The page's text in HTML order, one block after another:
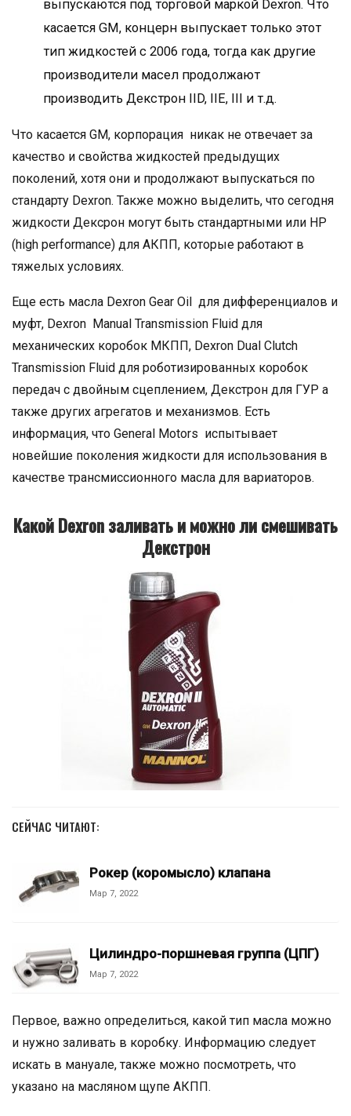
выпускаются под торговой маркой Dexron. Что
касается GM, концерн выпускает только этот
тип жидкостей с 2006 года, тогда как другие
производители масел продолжают
производить Декстрон IID, IIЕ, III и т.д.
Что касается GM, корпорация никак не отвечает за
качество и свойства жидкостей предыдущих
поколений, хотя они и продолжают выпускаться по
стандарту Dexron. Также можно выделить, что сегодня
жидкости Дексрон могут быть стандартными или НР
(high performance) для АКПП, которые работают в
тяжелых условиях.
Еще есть масла Dexron Gear Oil для дифференциалов и
муфт, Dexron Manual Transmission Fluid для
механических коробок МКПП, Dexron Dual Clutch
Transmission Fluid для роботизированных коробок
передач с двойным сцеплением, Декстрон для ГУР а
также других агрегатов и механизмов. Есть
информация, что General Motors испытывает
новейшие поколения жидкости для использования в
качестве трансмиссионного масла для вариаторов.
Какой Dexron заливать и можно ли смешивать
Декстрон
СЕЙЧАС ЧИТАЮТ:
Рокер (коромысло) клапана
Мар 7, 2022
Цилиндро-поршневая группа (ЦПГ)
Мар 7, 2022
Первое, важно определиться, какой тип масла можно
и нужно заливать в коробку. Информацию следует
искать в мануале, также можно посмотреть, что
указано на масляном щупе АКПП.